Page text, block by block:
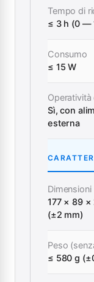
Tempo di
≤ 3 h (0 —
Consumo
≤ 15 W
Sì, con
esterna
Dimensioni
177 × 89 ×
(±2 mm)
Peso
≤ 580 g